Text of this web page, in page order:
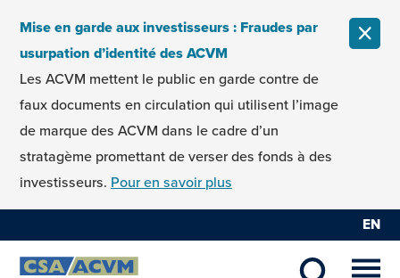
Mise en garde aux investisseurs : Fraudes par
usurpation d’identité des ACVM
Les ACVM mettent le public en garde contre de
faux documents en circulation qui utilisent l’image
de marque des ACVM dans le cadre d’un
stratagème promettant de verser des fonds à des
investisseurs. Pour en savoir plus
EN